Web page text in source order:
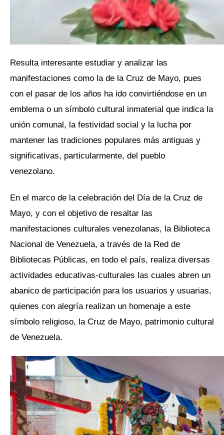
Resulta interesante estudiar y analizar las
manifestaciones como la de la Cruz de Mayo, pues
con el pasar de los años ha ido convirtiéndose en un
emblema o un símbolo cultural inmaterial que indica la
unión comunal, la festividad social y la lucha por
mantener las tradiciones populares más antiguas y
significativas, particularmente, del pueblo
venezolano.
En el marco de la celebración del Día de la Cruz de
Mayo, y con el objetivo de resaltar las
manifestaciones culturales venezolanas, la Biblioteca
Nacional de Venezuela, a través de la Red de
Bibliotecas Públicas, en todo el país, realiza diversas
actividades educativas-culturales las cuales abren un
abanico de participación para los usuarios y usuarias,
quienes con alegría realizan un homenaje a este
símbolo religioso, la Cruz de Mayo, patrimonio cultural
de Venezuela.